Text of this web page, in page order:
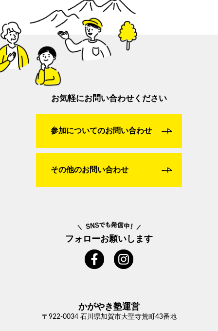
お気軽にお問い合わせください
参加についてのお問い合わせ
その他のお問い合わせ
フォローお願いします
かがやき塾運営
〒922-0034 石川県加賀市大聖寺荒町43番地